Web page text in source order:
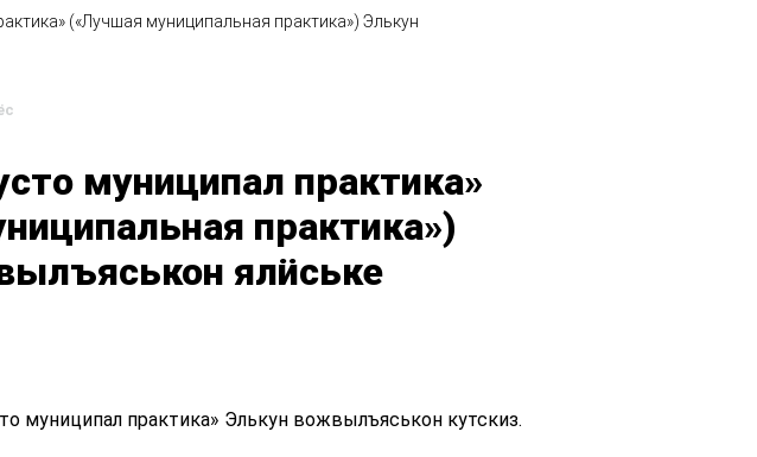
(«Лучшая муниципальная практика») Элькун
муниципал практика»
практика»)
ялӥське
практика» Элькун вожвылъяськон кутскиз.